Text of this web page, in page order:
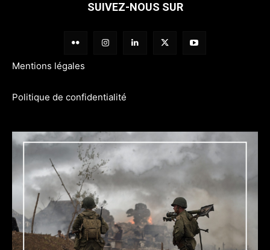
SUIVEZ-NOUS SUR
Mentions légales
Politique de confidentialité